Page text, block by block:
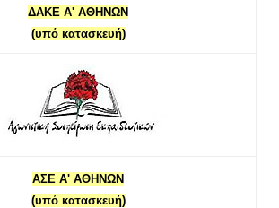
ΔΑΚΕ Α' ΑΘΗΝΩΝ
(υπό κατασκευή)
ΑΣΕ Α' ΑΘΗΝΩΝ
(υπό κατασκευή)